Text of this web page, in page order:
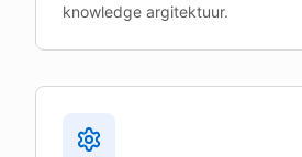
knowledge argitektuur.